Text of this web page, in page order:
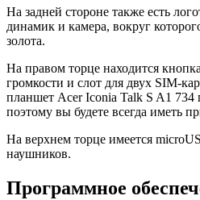
На задней стороне также есть
динамик и камера, вокруг
золота.
На правом торце находится
громкости и слот для двух SIM-
планшет Acer Iconia Talk S A1 734
поэтому вы будете всегда иметь
На верхнем торце имеется
наушников.
Программное